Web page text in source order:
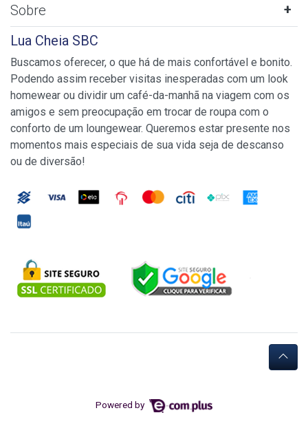
Sobre
Lua Cheia SBC
Buscamos oferecer, o que há de mais confortável e bonito.
Podendo assim receber visitas inesperadas com um look
homewear ou dividir um café-da-manhã na viagem com os
amigos e sem preocupação em trocar de roupa com o
conforto de um loungewear. Queremos estar presente nos
momentos mais especiais de sua vida seja de descanso
ou de diversão!
Powered by